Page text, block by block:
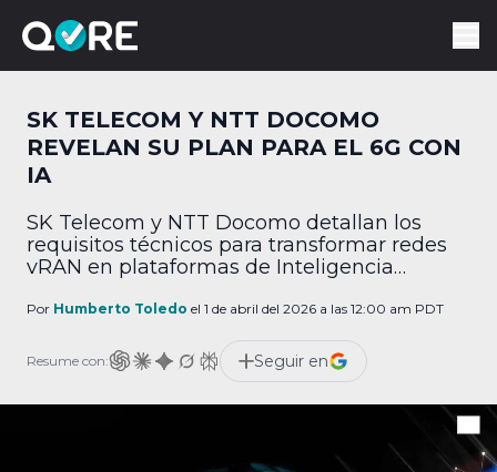
SK TELECOM Y NTT DOCOMO
REVELAN SU PLAN PARA EL 6G CON
IA
SK Telecom y NTT Docomo detallan los
requisitos técnicos para transformar redes
vRAN en plataformas de Inteligencia
Por Humberto Toledo el 1 de abril del 2026 a las 12:00 am PDT
Resume con: Seguir en